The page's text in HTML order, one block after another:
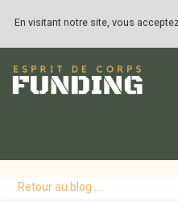
En visitant notre site, vous
Retour au blog ...